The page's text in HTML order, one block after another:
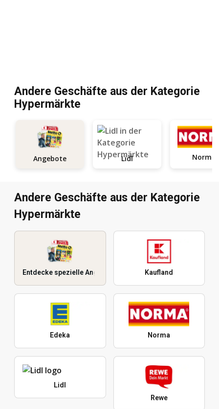
Andere Geschäfte aus der Kategorie
Hypermärkte
Angebote Lidl Norma
Andere Geschäfte aus der Kategorie
Hypermärkte
Entdecke spezielle Angebote Kaufland
Edeka Norma
Lidl
Rewe